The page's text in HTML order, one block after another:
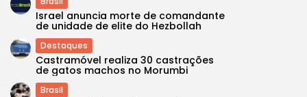
Israel anuncia morte de comandante
de unidade de elite do Hezbollah
Destaques
Castramóvel realiza 30 castrações
de gatos machos no Morumbi
Brasil